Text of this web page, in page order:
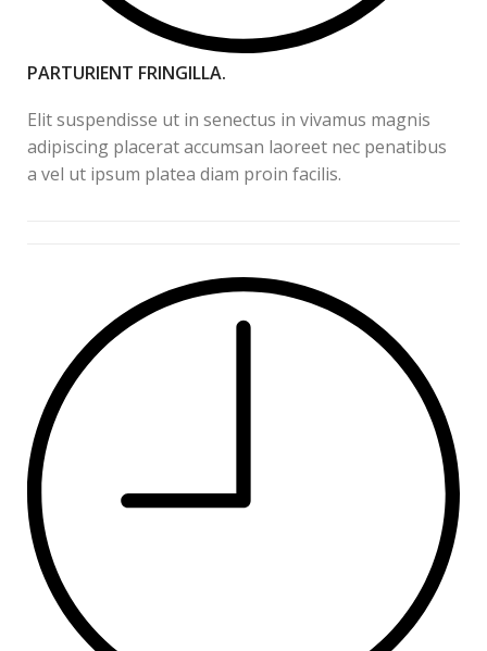
PARTURIENT FRINGILLA.
Elit suspendisse ut in senectus in vivamus magnis
adipiscing placerat accumsan laoreet nec penatibus
a vel ut ipsum platea diam proin facilis.